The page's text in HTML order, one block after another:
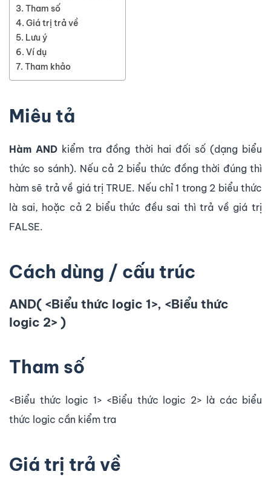
Tham số
Giá trị trả về
Lưu ý
Ví dụ
Tham khảo
Miêu tả
Hàm AND kiểm tra đồng thời hai đối số (dạng biểu
thức so sánh). Nếu cả 2 biểu thức đồng thời đúng thì
hàm sẽ trả về giá trị TRUE. Nếu chỉ 1 trong 2 biểu thức
là sai, hoặc cả 2 biểu thức đều sai thì trả về giá trị
FALSE.
Cách dùng / cấu trúc
AND( <Biểu thức logic 1>, <Biểu thức
logic 2> )
Tham số
<Biểu thức logic 1> <Biểu thức logic 2> là các biểu
thức logic cần kiểm tra
Giá trị trả về